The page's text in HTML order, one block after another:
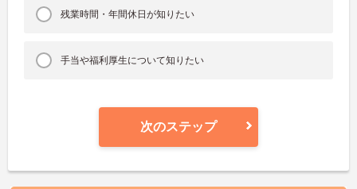
残業時間・年間休日が知りたい
手当や福利厚生について知りたい
次のステップ